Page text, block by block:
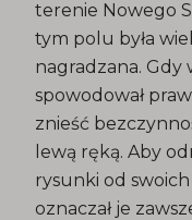
terenie Nowego
tym polu była
nagradzana. Gdy
spowodował
znieść
lewą ręką. Aby
rysunki od
oznaczał je